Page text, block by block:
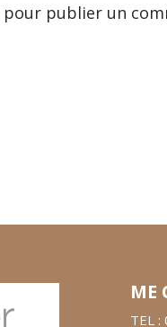
pour publier un
ME
TEL